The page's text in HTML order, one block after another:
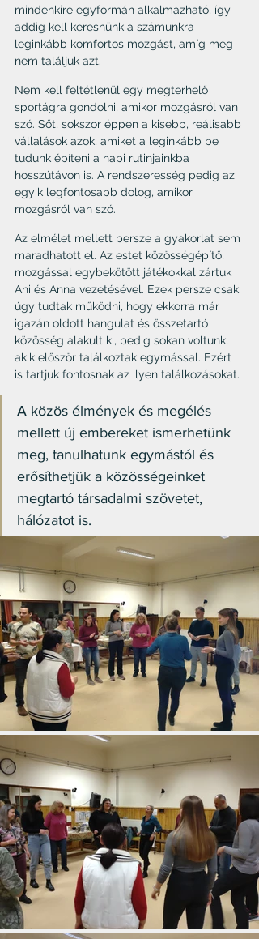
mindenkire egyformán alkalmazható, így
addig kell keresnünk a számunkra
leginkább komfortos mozgást, amíg meg
nem találjuk azt.
Nem kell feltétlenül egy megterhelő
sportágra gondolni, amikor mozgásról van
szó. Sőt, sokszor éppen a kisebb, reálisabb
vállalások azok, amiket a leginkább be
tudunk építeni a napi rutinjainkba
hosszútávon is. A rendszeresség pedig az
egyik legfontosabb dolog, amikor
mozgásról van szó.
Az elmélet mellett persze a gyakorlat sem
maradhatott el. Az estet közösségépítő,
mozgással egybekötött játékokkal zártuk
Ani és Anna vezetésével. Ezek persze csak
úgy tudtak működni, hogy ekkorra már
igazán oldott hangulat és összetartó
közösség alakult ki, pedig sokan voltunk,
akik először találkoztak egymással. Ezért
is tartjuk fontosnak az ilyen találkozásokat.
A közös élmények és megélés
mellett új embereket ismerhetünk
meg, tanulhatunk egymástól és
erősíthetjük a közösségeinket
megtartó társadalmi szövetet,
hálózatot is.